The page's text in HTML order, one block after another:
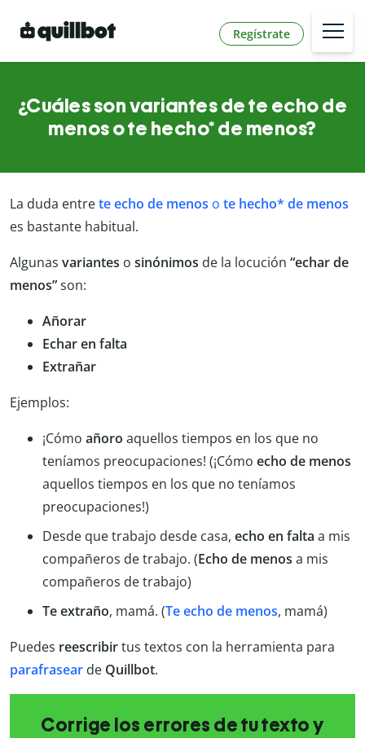
Regístrate
¿Cuáles son variantes de te echo de
menos o te hecho* de menos?
La duda entrete echo de menos o te hecho* de menos
es bastante habitual.
Algunas variantes o sinónimos de la locución “echar de
menos”son:
Añorar
Echar en falta
Extrañar
Ejemplos:
¡Cómo añoro aquellos tiempos en los que no
teníamos preocupaciones! (¡Cómo echo de menos
aquellos tiempos en los que no teníamos
preocupaciones!)
Desde que trabajo desde casa, echo en falta a mis
compañeros de trabajo. (Echo de menos a mis
compañeros de trabajo)
Te extraño, mamá. (Te echo de menos, mamá)
Puedes reescribirtus textos con la herramienta para
parafrasear de Quillbot.
Corrige los errores de tu texto y